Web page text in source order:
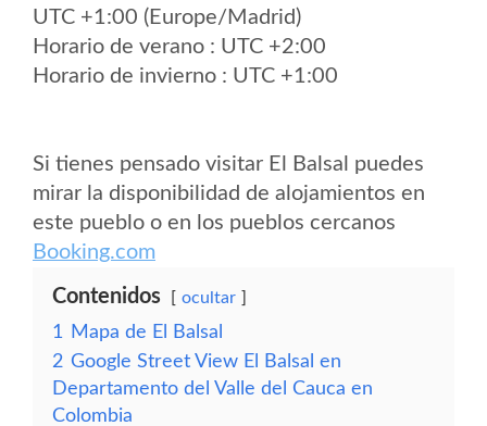
UTC +1:00 (Europe/Madrid)
Horario de verano : UTC +2:00
Horario de invierno : UTC +1:00
Si tienes pensado visitar El Balsal puedes
mirar la disponibilidad de alojamientos en
este pueblo o en los pueblos cercanos
Booking.com
Contenidos ocultar
1
Mapa de El Balsal
2 Google Street View El Balsal en
Departamento del Valle del Cauca en
Colombia